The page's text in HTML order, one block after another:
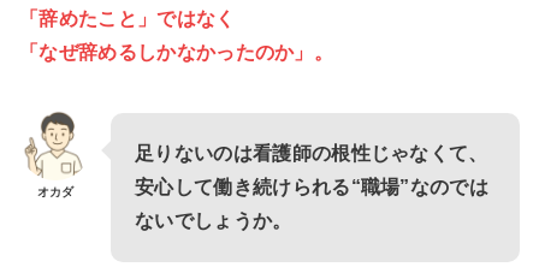
「辞めたこと」ではなく
「なぜ辞めるしかなかったのか」。
オカダ
足りないのは看護師の根性じゃなくて、
安心して働き続けられる“職場”なのでは
ないでしょうか。